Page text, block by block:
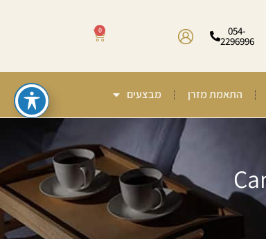
054-
2296996
0
התאמת מזרן מבצעים